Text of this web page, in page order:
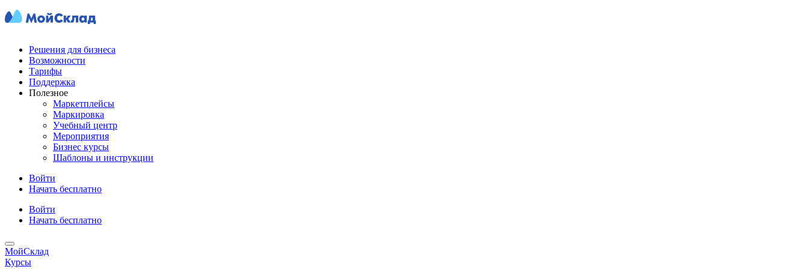
Решения для бизнеса
Возможности
Тарифы
Поддержка
Полезное
Маркетплейсы
Маркировка
Учебный центр
Мероприятия
Бизнес курсы
Шаблоны и инструкции
Войти
Начать бесплатно
Войти
Начать бесплатно
МойСклад
Курсы